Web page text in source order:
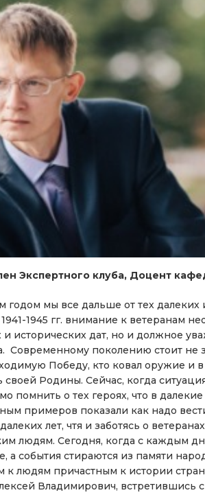
Экспертного клуба, Доцент
годом мы все дальше от тех
1945 гг. внимание к ветеранам
исторических дат, но и должное
Современному поколению стоит не
Победу, кто ковал оружие и
своей Родины. Сейчас, когда
помнить о тех героях, что в
примеров показали как надо
лет, чтя и заботясь о
людям. Сегодня, когда с каждым
а события стираются из памяти
к людям причастным к истории
Владимирович, встретившись